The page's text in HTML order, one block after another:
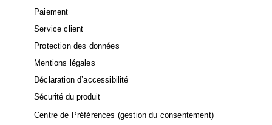
Paiement
Service client
Protection des données
Mentions légales
Déclaration d’accessibilité
Sécurité du produit
Centre de Préférences (gestion du consentement)